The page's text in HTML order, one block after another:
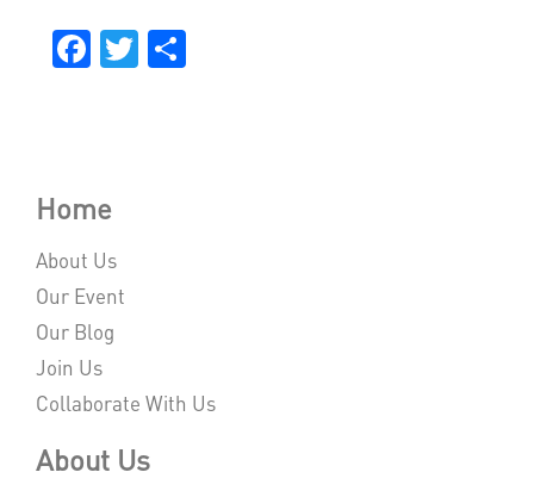
Facebook
Twitter
Home
About Us
Our Event
Our Blog
Join Us
Collaborate With Us
About Us